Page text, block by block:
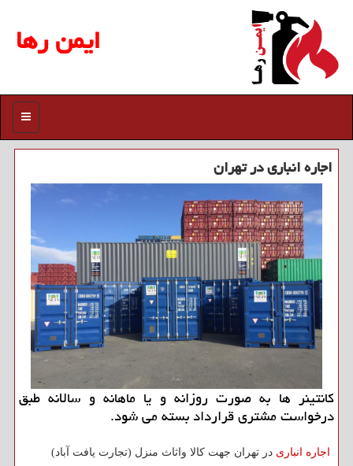
ایمن رها
منو
اجاره انباری در تهران
كانتینر ها به صورت روزانه و یا ماهانه و سالانه طبق
درخواست مشتری قرارداد بسته می شود.
اجاره انباری در تهران جهت کالا واثاث منزل (تجارت یافت آباد)